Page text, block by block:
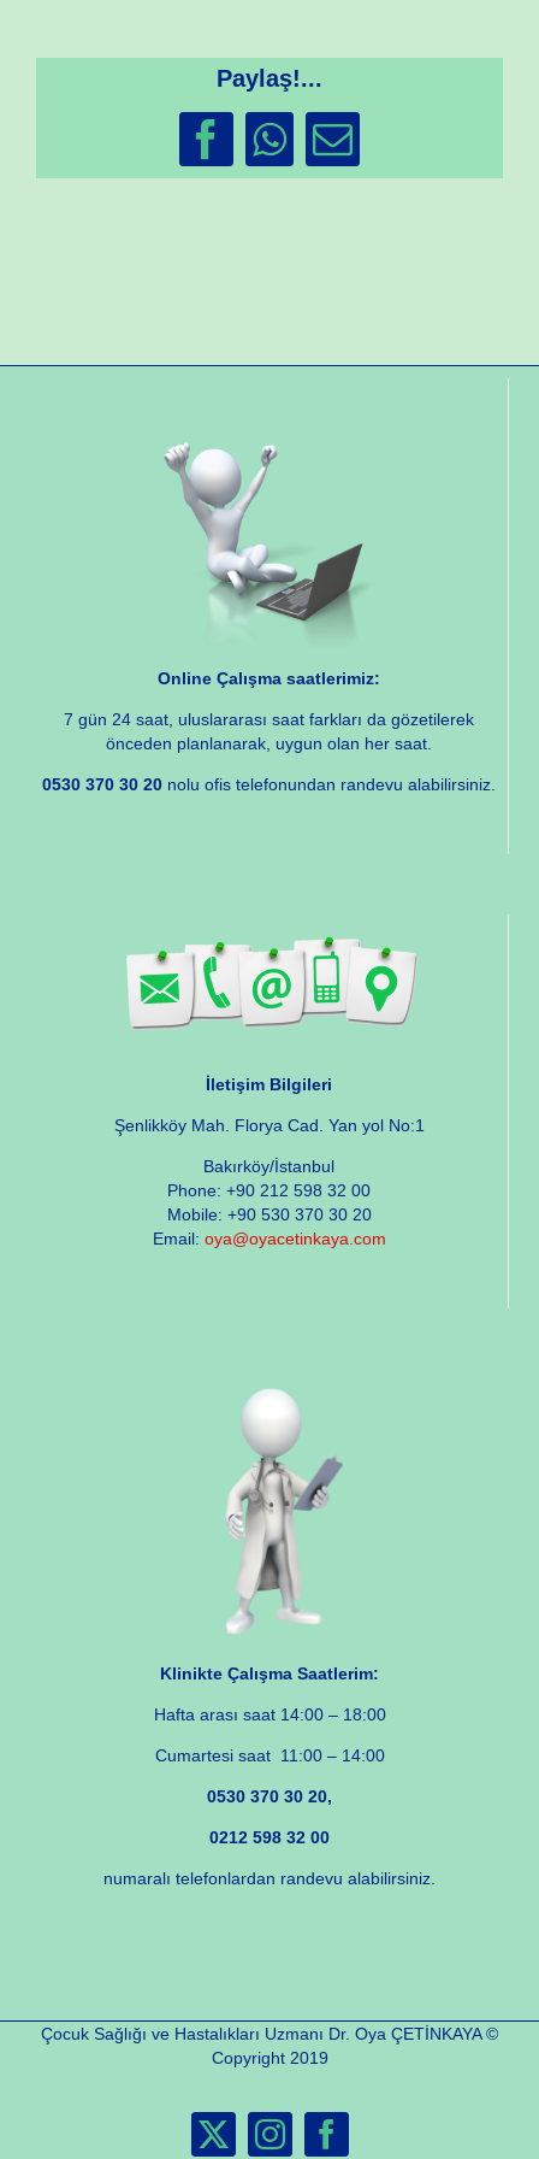
Paylaş!...
Facebook
WhatsApp
Email
Online Çalışma saatlerimiz:
7 gün 24 saat, uluslararası saat farkları da gözetilerek
önceden planlanarak, uygun olan her saat.
0530 370 30 20 nolu ofis telefonundan randevu alabilirsiniz.
İletişim Bilgileri
Şenlikköy Mah. Florya Cad. Yan yol No:1
Bakırköy/İstanbul
Phone: +90 212 598 32 00
Mobile: +90 530 370 30 20
Email: oya@oyacetinkaya.com
Klinikte Çalışma Saatlerim:
Hafta arası saat 14:00 – 18:00
Cumartesi saat 11:00 – 14:00
0530 370 30 20,
0212 598 32 00
numaralı telefonlardan randevu alabilirsiniz.
Çocuk Sağlığı ve Hastalıkları Uzmanı Dr. Oya ÇETİNKAYA ©
Copyright 2019
X InstagramFacebook